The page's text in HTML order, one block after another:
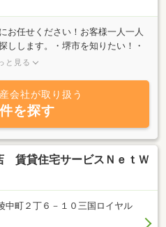
お任せください！お客様一人一人
しします。・堺市を知りたい！・
社掲載で気になる物件がある！・
ださい。
と見る
会社が取り扱う
を探す
賃貸住宅サービスＮｅｔＷ
中町２丁６－１０三国ロイヤル